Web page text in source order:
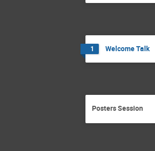
1 Welcome Talk
Posters Session